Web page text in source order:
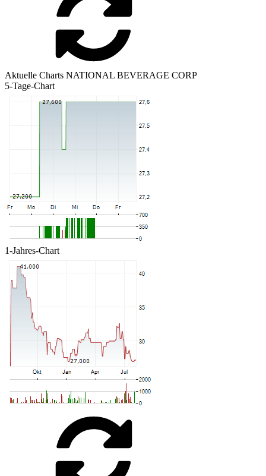
Aktuelle Charts NATIONAL BEVERAGE CORP
5-Tage-Chart
1-Jahres-Chart